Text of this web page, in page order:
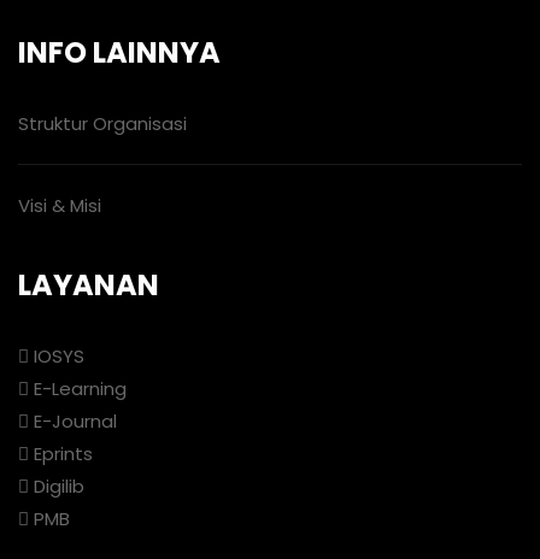
INFO LAINNYA
Struktur Organisasi
Visi & Misi
LAYANAN
IOSYS
E-Learning
E-Journal
Eprints
Digilib
PMB